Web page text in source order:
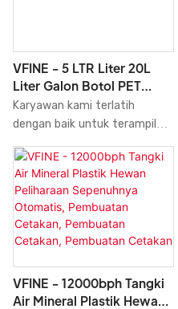
pembeli produk untuk
menjangkau penjual yang
menawarkan harga sesuai
anggaran mereka. Kami
menyediakan cara yang
mudah dan lebih baik bagi
masyarakat untuk
mendapatkan produk terbaik
yang mereka butuhkan.
VFINE - 5 LTR Liter 20L
Liter Galon Botol PET
Tangki Air Blow Blower
Mesin Cetak Cetakan 2
Karyawan kami terlatih
dengan baik untuk terampil
pada proses produksi produk.
Telah terbukti secara terus-
menerus dapat digunakan
secara luas dalam bidang
aplikasi 5 LTR Liter 20L Liter
Blow Blower Blowing Molding
Machine 2 Rongga.
VFINE - 12000bph Tangki
Air Mineral Plastik Hewan